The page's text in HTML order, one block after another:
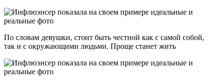
По словам девушки, стоит быть честной как с самой собой,
так и с окружающими людьми. Проще станет жить